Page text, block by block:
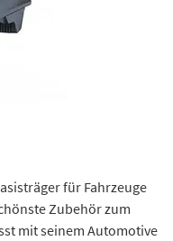
für Fahrzeuge
Zubehör zum
mit seinem Automotive